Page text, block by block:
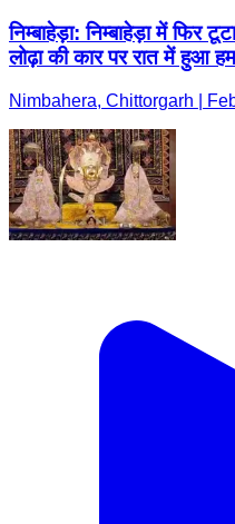
निम्बाहेड़ा: निम्बाहेड़ा में फिर
लोढ़ा की कार पर रात में हुआ
Nimbahera, Chittorgarh |